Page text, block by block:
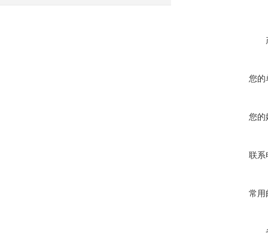
您的
您的
联系
常用